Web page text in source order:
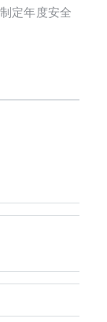
定年度安全